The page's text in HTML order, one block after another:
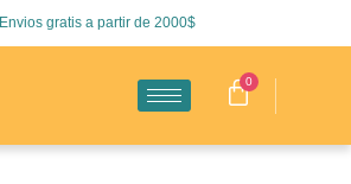
Envios gratis a partir de 2000$
0